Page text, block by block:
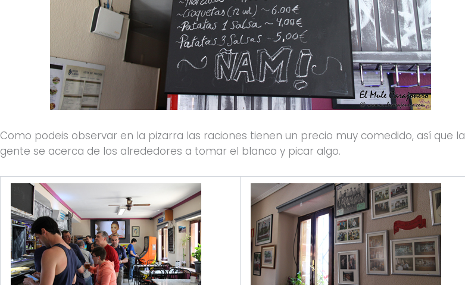
Como podeis observar en la pizarra las raciones tienen un precio muy comedido, así que la
gente se acerca de los alrededores a tomar el blanco y picar algo.